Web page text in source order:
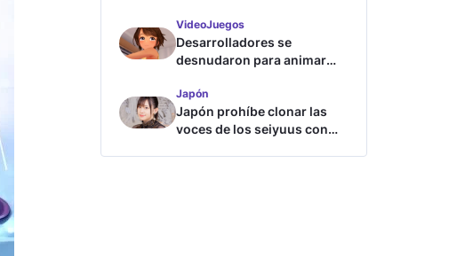
VideoJuegos
Desarrolladores se
desnudaron para animar
Japón
Japón prohíbe clonar las
voces de los seiyuus con